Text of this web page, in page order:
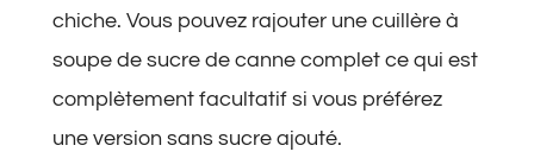
chiche. Vous pouvez rajouter une cuillère à
soupe de sucre de canne complet ce qui est
complètement facultatif si vous préférez
une version sans sucre ajouté.